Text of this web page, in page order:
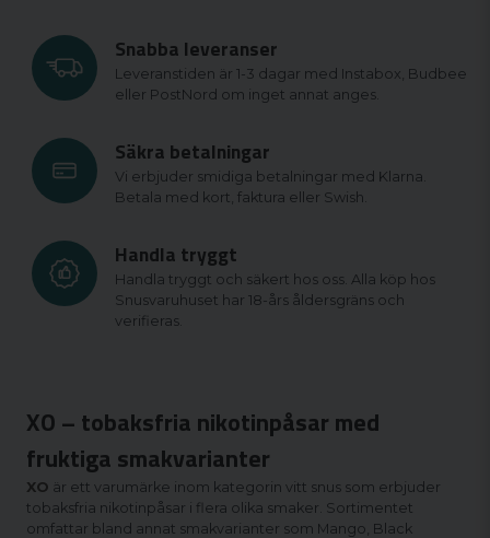
Snabba leveranser
Leveranstiden är 1-3 dagar med Instabox, Budbee
eller PostNord om inget annat anges.
Säkra betalningar
Vi erbjuder smidiga betalningar med Klarna.
Betala med kort, faktura eller Swish.
Handla tryggt
Handla tryggt och säkert hos oss. Alla köp hos
Snusvaruhuset har 18-års åldersgräns och
verifieras.
XO – tobaksfria nikotinpåsar med
fruktiga smakvarianter
XO är ett varumärke inom kategorin vitt snus som erbjuder
tobaksfria nikotinpåsar i flera olika smaker. Sortimentet
omfattar bland annat smakvarianter som Mango, Black